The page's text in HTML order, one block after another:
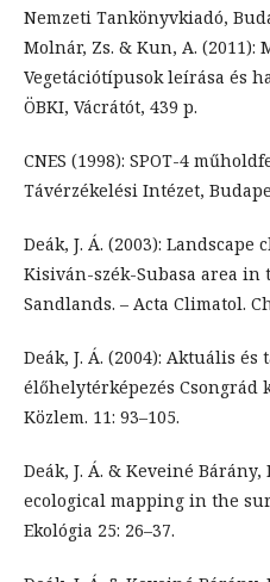
Nemzeti Tankönyvkiadó,
Molnár, Zs. & Kun, A. (2011):
Vegetációtípusok leírása és
ÖBKI, Vácrátót, 439 p.
CNES (1998): SPOT-4
Távérzékelési Intézet,
Deák, J. Á. (2003):
Kisiván-szék-Subasa area in
Sandlands. – Acta Climatol.
Deák, J. Á. (2004): Aktuális
élőhelytérképezés Csongrád
Közlem. 11: 93–105.
Deák, J. Á. & Keveiné Bárány,
ecological mapping in the
Ekológia 25: 26–37.